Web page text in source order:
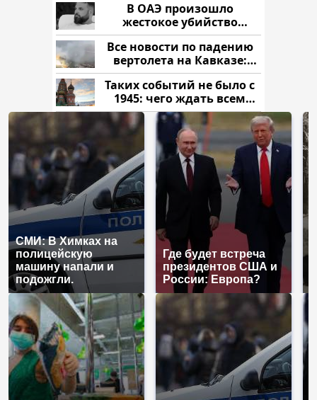
В ОАЭ произошло
жестокое убийство
криптомиллионера
Все новости по падению
вертолета на Кавказе:
читать здесь
Таких событий не было с
1945: чего ждать всем
нам?
СМИ: В Химках на
полицейскую
машину напали и
подожгли.
Где будет встреча
президентов США и
России: Европа?